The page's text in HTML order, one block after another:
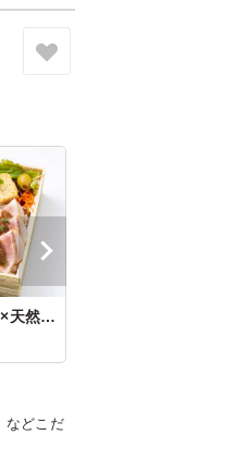
鶏ももスパイス焼き×天然鰤南仏風...
などこだ